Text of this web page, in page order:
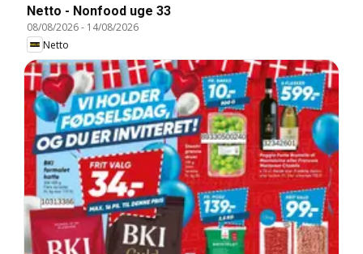
Netto - Nonfood uge 33
08/08/2026- 14/08/2026
Netto